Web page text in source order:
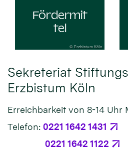
Fördermit
tel
© Erzbistum Köln
Sekreteriat
Erzbistum Köln
Erreichbarkeit von 8-14 Uhr
Telefon: 0221 1642 1431
0221 1642 1122